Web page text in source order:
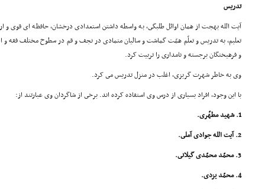
تدریس
آیت الله بهجت از همان اوائل طلبگى، به واسطه داشتن استعدادى درخشان، حافظه اى قوى و
تعلیم، به تدریس و تعلّم همّت گماشت و سالیان متمادى در نجف و قم در سطوح مختلف فقه و
و فرهیختگان برجسته و نامدارى را تربیت کرد.
وى به خاطر شهرت گریزى، اغلب در منزل تدریس مى کرد.
با این وجود، افراد بسیارى از درس وى استفاده کرده اند. برخى از شاگردان وى عبارتند از:
1. شهید مطهّرى.
2. آیت الله جوادى آملى.
3. محمّد محمّدى گیلانى.
4. محمّد یزدى.